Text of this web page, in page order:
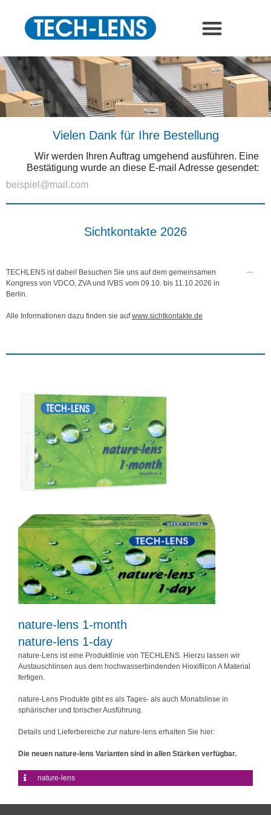
Vielen Dank für Ihre Bestellung
Wir werden Ihren Auftrag umgehend ausführen. Eine
Bestätigung wurde an diese E-mail Adresse gesendet:
Sichtkontakte 2026
TECHLENS ist dabei! Besuchen Sie uns auf dem gemeinsamen
Kongress von VDCO, ZVA und IVBS vom 09.10. bis 11.10 2026 in
Berlin.
Alle Informationen dazu finden sie aufwww.sichtkontakte.de
nature-lens 1-month
nature-lens 1-day
nature-Lens ist eine Produktlinie von TECHLENS. Hierzu lassen wir
Austauschlinsen aus dem hochwasserbindenden Hioxifilcon A Material
fertigen.
nature-Lens Produkte gibt es als Tages- als auch Monatslinse in
sphärischer und torischer Ausführung.
Details und Lieferbereiche zur nature-lens erhalten Sie hier:
Die neuen nature-lens Varianten sind in allen Stärken verfügbar.
nature-lens